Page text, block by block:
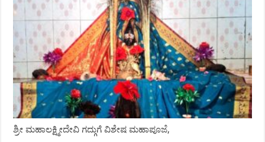
ಶ್ರೀ ಮಹಾಲಕ್ಷ್ಮೀದೇವಿ ಗದ್ಗುಗೆ ವಿಶೇಷ ಮಹಾಪೂಜೆ,